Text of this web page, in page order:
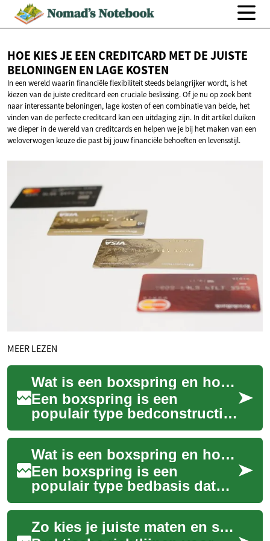
HOE KIES JE EEN CREDITCARD MET DE JUISTE
BELONINGEN EN LAGE KOSTEN
In een wereld waarin financiële flexibiliteit steeds belangrijker wordt, is het
kiezen van de juiste creditcard een cruciale beslissing. Of je nu op zoek bent
naar interessante beloningen, lage kosten of een combinatie van beide, het
vinden van de perfecte creditcard kan een uitdaging zijn. In dit artikel duiken
we dieper in de wereld van creditcards en helpen we je bij het maken van een
weloverwogen keuze die past bij jouw financiële behoeften en levensstijl.
MEER LEZEN
Wat is een boxspring en hoe kies je het juiste bed
Een boxspring is een
populair type bedconstructie
dat bestaat uit een verende
onderbak, een comfortabel
matras en vaa...
Wat is een boxspring en hoe kies je de juiste uitvoering
Een boxspring is een
populair type bedbasis dat
bestaat uit een verende
onderbox, vaak
gecombineerd met een
Zo kies je juiste maten en snitten voor ronde vormen